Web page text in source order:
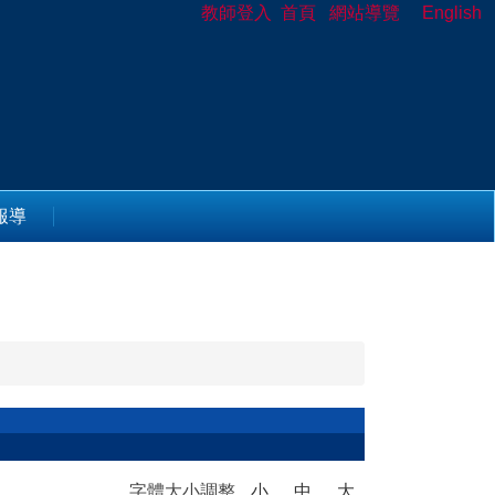
教師登入 首頁 網站導覽 English
導
字體大小調整 小 中
大